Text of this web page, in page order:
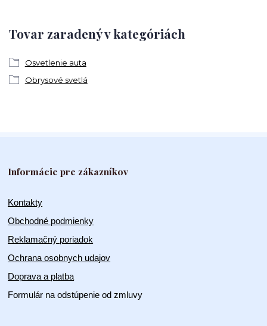
Tovar zaradený v kategóriách
Osvetlenie auta
Obrysové svetlá
Informácie pre zákazníkov
Kontakty
Obchodné podmienky
Reklamačný poriadok
Ochrana osobnych udajov
Doprava a platba
Formulár na odstúpenie od zmluvy